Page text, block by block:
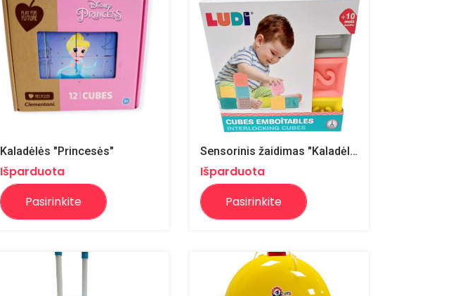
Kaladėlės "Princesės"
Išparduota
Pasirinkite
Sensorinis žaidimas "Kaladėlės"
Išparduota
Pasirinkite